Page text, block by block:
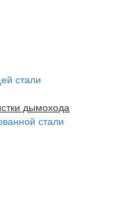
стали
дымохода
стали